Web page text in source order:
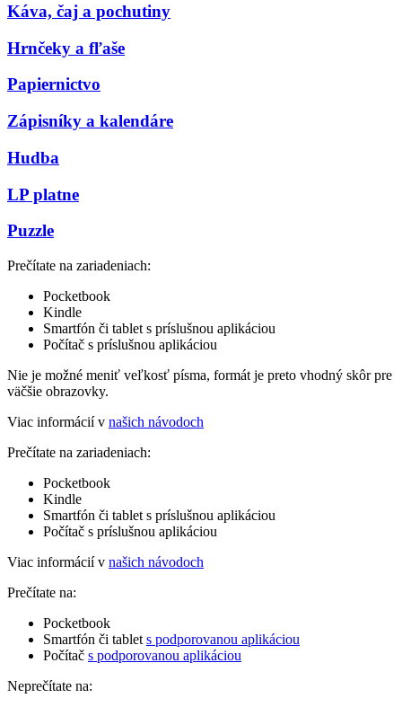
Káva, čaj a pochutiny
Hrnčeky a fľaše
Papiernictvo
Zápisníky a kalendáre
Hudba
LP platne
Puzzle
Prečítate na zariadeniach:
Pocketbook
Kindle
Smartfón či tablet s príslušnou aplikáciou
Počítač s príslušnou aplikáciou
Nie je možné meniť veľkosť písma, formát je preto vhodný skôr pre
väčšie obrazovky.
Viac informácií v našich návodoch
Prečítate na zariadeniach:
Pocketbook
Kindle
Smartfón či tablet s príslušnou aplikáciou
Počítač s príslušnou aplikáciou
Viac informácií v našich návodoch
Prečítate na:
Pocketbook
Smartfón či tablet s podporovanou aplikáciou
Počítač s podporovanou aplikáciou
Neprečítate na: